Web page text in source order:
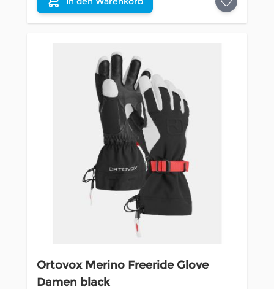
Ortovox Merino Freeride Glove
Damen black